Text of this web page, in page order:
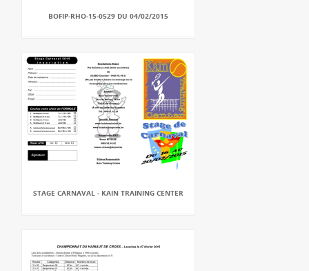
BOFIP-RHO-15-0529 DU 04/02/2015
STAGE CARNAVAL - KAIN TRAINING CENTER